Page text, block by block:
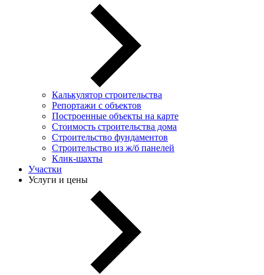
Калькулятор строительства
Репортажи с объектов
Построенные объекты на карте
Стоимость строительства дома
Строительство фундаментов
Строительство из ж/б панелей
Клик-шахты
Участки
Услуги и цены